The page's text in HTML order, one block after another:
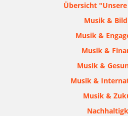
Übersicht
Musik &
Musik &
Musik &
Musik &
Musik &
Musik &